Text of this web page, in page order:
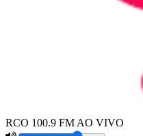
RCO 100.9 FM AO VIVO